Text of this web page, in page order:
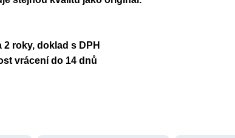
2 roky, doklad s DPH
vrácení do 14 dnů